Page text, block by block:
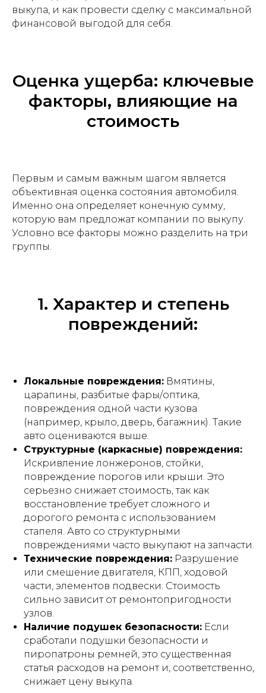
выкупа, и как провести сделку с максимальной
финансовой выгодой для себя.
Оценка ущерба: ключевые
факторы, влияющие на
стоимость
Первым и самым важным шагом является
объективная оценка состояния автомобиля.
Именно она определяет конечную сумму,
которую вам предложат компании по выкупу.
Условно все факторы можно разделить на три
группы.
1. Характер и степень
повреждений:
Локальные повреждения: Вмятины,
царапины, разбитые фары/оптика,
повреждения одной части кузова
(например, крыло, дверь, багажник). Такие
авто оцениваются выше.
Структурные (каркасные) повреждения:
Искривление лонжеронов, стойки,
повреждение порогов или крыши. Это
серьезно снижает стоимость, так как
восстановление требует сложного и
дорогого ремонта с использованием
стапеля. Авто со структурными
повреждениями часто выкупают на запчасти.
Технические повреждения: Разрушение
или смешение двигателя, КПП, ходовой
части, элементов подвески. Стоимость
сильно зависит от ремонтопригодности
узлов.
Наличие подушек безопасности: Если
сработали подушки безопасности и
пиропатроны ремней, это существенная
статья расходов на ремонт и, соответственно,
снижает цену выкупа.